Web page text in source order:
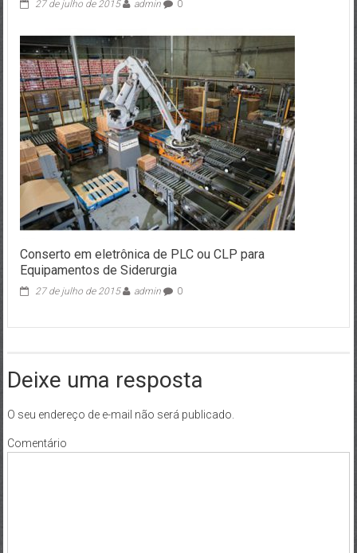
27 de julho de 2015 admin 0
Conserto em eletrônica de PLC ou CLP para
Equipamentos de Siderurgia
27 de julho de 2015 admin 0
Deixe uma resposta
O seu endereço de e-mail não será publicado.
Comentário